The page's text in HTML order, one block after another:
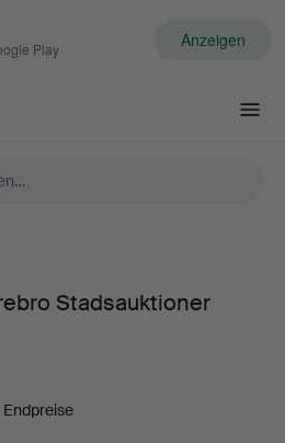
Play Anzeigen
Stadsauktioner
Endpreise